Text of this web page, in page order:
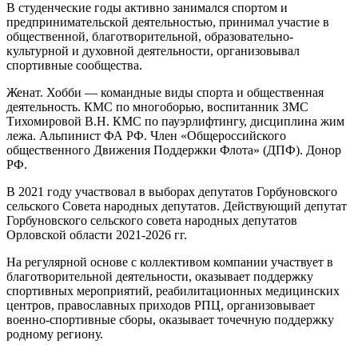
В студенческие годы активно занимался спортом и
предпринимательской деятельностью, принимал участие в
общественной, благотворительной, образовательно-
культурной и духовной деятельности, организовывал
спортивные сообщества.
Женат. Хобби — командные виды спорта и общественная
деятельность. КМС по многоборью, воспитанник ЗМС
Тихомировой В.Н. КМС по пауэрлифтингу, дисциплина жим
лежа. Альпинист ФА РФ. Член «Общероссийского
общественного Движения Поддержки Флота» (ДПФ). Донор
РФ.
В 2021 году участвовал в выборах депутатов Горбуновского
сельского Совета народных депутатов. Действующий депутат
Горбуновского сельского совета народных депутатов
Орловской области 2021-2026 гг.
На регулярной основе с коллективом компании участвует в
благотворительной деятельности, оказывает поддержку
спортивных мероприятий, реабилитационных медицинских
центров, православных приходов РПЦ, организовывает
военно-спортивные сборы, оказывает точечную поддержку
родному региону.